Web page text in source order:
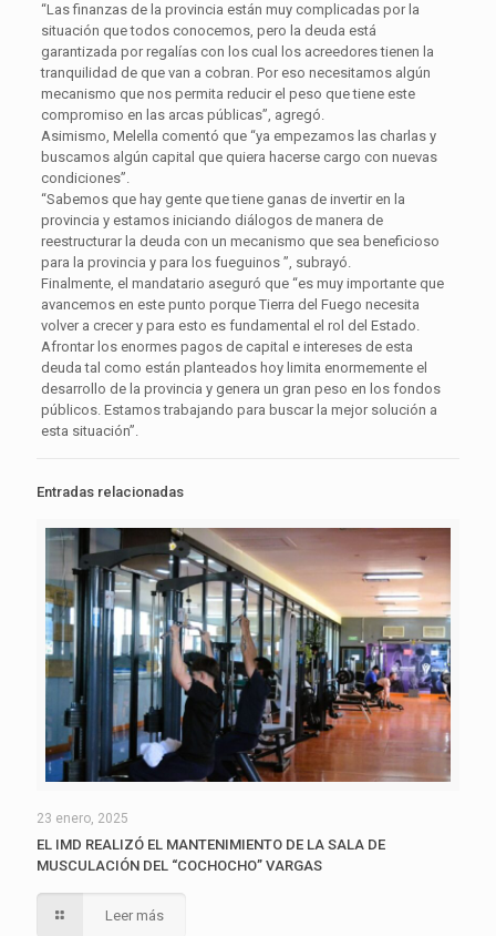
“Las finanzas de la provincia están muy complicadas por la
situación que todos conocemos, pero la deuda está
garantizada por regalías con los cual los acreedores tienen la
tranquilidad de que van a cobran. Por eso necesitamos algún
mecanismo que nos permita reducir el peso que tiene este
compromiso en las arcas públicas”, agregó.
Asimismo, Melella comentó que “ya empezamos las charlas y
buscamos algún capital que quiera hacerse cargo con nuevas
condiciones”.
“Sabemos que hay gente que tiene ganas de invertir en la
provincia y estamos iniciando diálogos de manera de
reestructurar la deuda con un mecanismo que sea beneficioso
para la provincia y para los fueguinos ”, subrayó.
Finalmente, el mandatario aseguró que “es muy importante que
avancemos en este punto porque Tierra del Fuego necesita
volver a crecer y para esto es fundamental el rol del Estado.
Afrontar los enormes pagos de capital e intereses de esta
deuda tal como están planteados hoy limita enormemente el
desarrollo de la provincia y genera un gran peso en los fondos
públicos. Estamos trabajando para buscar la mejor solución a
esta situación”.
Entradas relacionadas
23 enero, 2025
EL IMD REALIZÓ EL MANTENIMIENTO DE LA SALA DE
MUSCULACIÓN DEL “COCHOCHO” VARGAS
Leer más